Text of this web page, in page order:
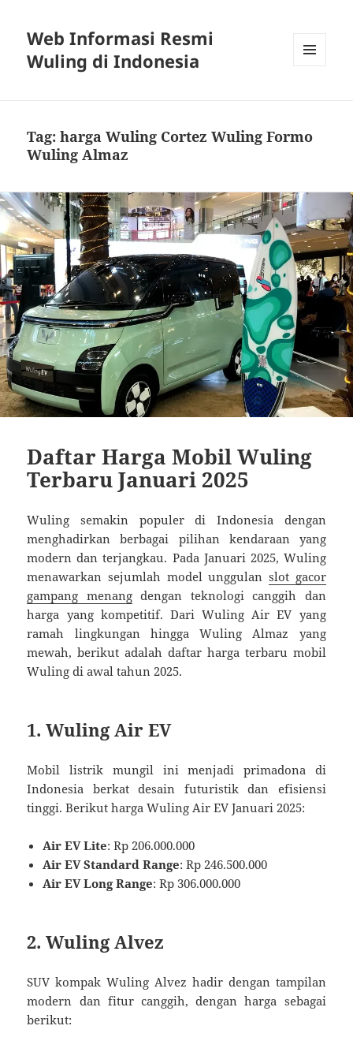
Web Informasi Resmi
Wuling di Indonesia
Tag:harga Wuling Cortez Wuling Formo
Wuling Almaz
Daftar Harga Mobil Wuling
Terbaru Januari 2025
Wuling semakin populer di Indonesia dengan
menghadirkan berbagai pilihan kendaraan yang
modern dan terjangkau. Pada Januari 2025, Wuling
menawarkan sejumlah model unggulan slot gacor
gampang menangdengan teknologi canggih dan
harga yang kompetitif. Dari Wuling Air EV yang
ramah lingkungan hingga Wuling Almaz yang
mewah, berikut adalah daftar harga terbaru mobil
Wuling di awal tahun 2025.
1. Wuling Air EV
Mobil listrik mungil ini menjadi primadona di
Indonesia berkat desain futuristik dan efisiensi
tinggi. Berikut harga Wuling Air EV Januari 2025:
Air EV Lite: Rp 206.000.000
Air EV Standard Range: Rp 246.500.000
Air EV Long Range: Rp 306.000.000
2. Wuling Alvez
SUV kompak Wuling Alvez hadir dengan tampilan
modern dan fitur canggih, dengan harga sebagai
berikut: